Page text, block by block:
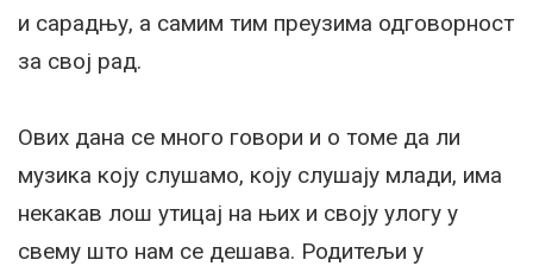
и сарадњу, а самим тим преузима одговорност
за свој рад.
Ових дана се много говори и о томе да ли
музика коју слушамо, коју слушају млади, има
некакав лош утицај на њих и своју улогу у
свему што нам се дешава. Родитељи у